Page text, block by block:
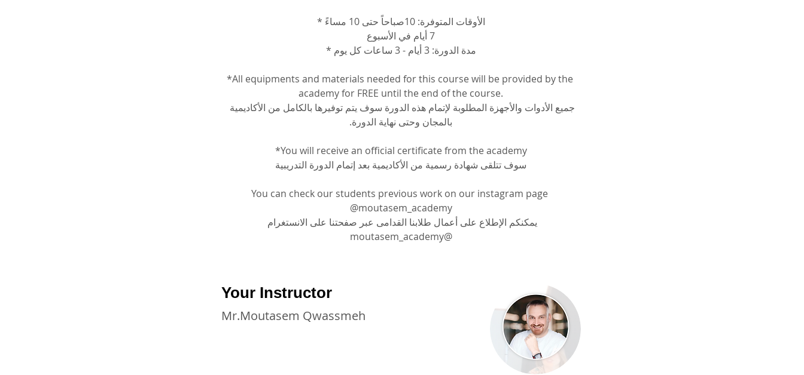
الأوقات المتوفرة: 10صباحاً حتى 10 مساءً *
7 أيام في الأسبوع
مدة الدورة: 3 أيام - 3 ساعات كل يوم *
*All equipments and materials needed for this course will be provided by the
academy for FREE until the end of the course.
جميع الأدوات والأجهزة المطلوبة لإتمام هذه الدورة سوف يتم توفيرها بالكامل من الأكاديمية
بالمجان وحتى نهاية الدورة.
*You will receive an official certificate from the academy
سوف تتلقى شهادة رسمية من الأكاديمية بعد إتمام الدورة التدريبية
You can check our students previous work on our instagram page
@moutasem_academy
يمكنكم الإطلاع على أعمال طلابنا القدامى عبر صفحتنا على الانستغرام
@moutasem_academy
Your Instructor
Mr.Moutasem Qwassmeh